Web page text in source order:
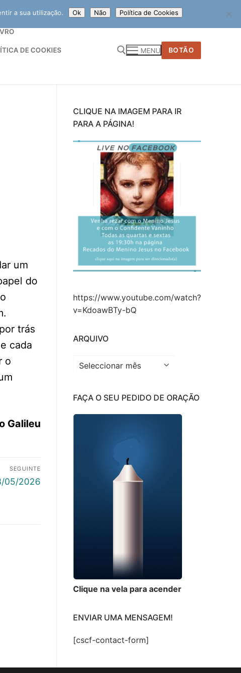
DE COOKIES MENU BOTÃO
um
do
trás
cada
o
Galileu
SEGUINTE
05/2026
CLIQUE NA IMAGEM PARA IR
PARA A PÁGINA!
https://www.youtube.com/watch?
v=KdoawBTy-bQ
ARQUIVO
Arquivo
FAÇA O SEU PEDIDO DE ORAÇÃO
Clique na vela para acender
ENVIAR UMA MENSAGEM!
[cscf-contact-form]
a sua utilização. Ok Não Política de Cookies